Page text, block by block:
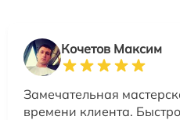
Кочетов Максим
Замечательная
времени клиента.